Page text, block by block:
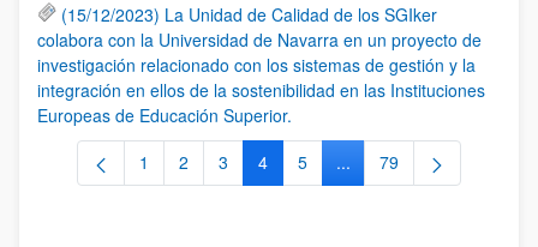
(15/12/2023) La Unidad de Calidad de los SGIker
colabora con la Universidad de Navarra en un proyecto de
investigación relacionado con los sistemas de gestión y la
integración en ellos de la sostenibilidad en las Instituciones
Europeas de Educación Superior.
Página
1 Página
2 Página
3 Página
4 Página
5 ...Páginas intermedias
Página
79